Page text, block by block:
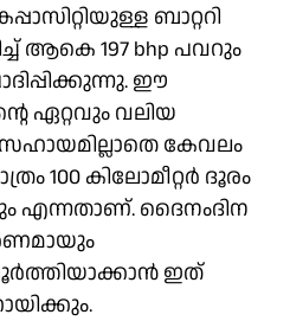
ബാറ്ററി
ആകെ 197 bhp പവറും
ഈ
ഏറ്റവും വലിയ
കേവലം
100 കിലോമീറ്റര്‍ ദൂരം
എന്നതാണ്. ദൈനംദിന
ഇത്